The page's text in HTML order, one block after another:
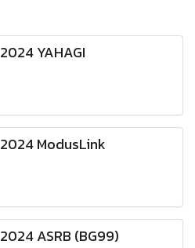
2024 YAHAGI
2024 ModusLink
2024 ASRB (BG99)